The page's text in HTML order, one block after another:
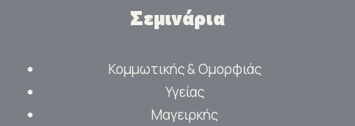
Σεμινάρια
Κομμωτικής & Ομορφιάς
Υγείας
Μαγειρκής